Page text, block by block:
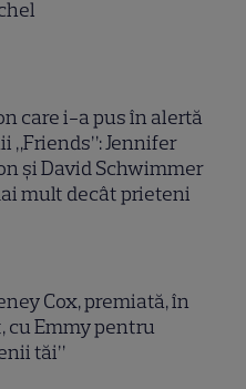
care i-a pus în alertă
„Friends”: Jennifer
și David Schwimmer
mult decât prieteni
Cox, premiată, în
cu Emmy pentru
tăi”